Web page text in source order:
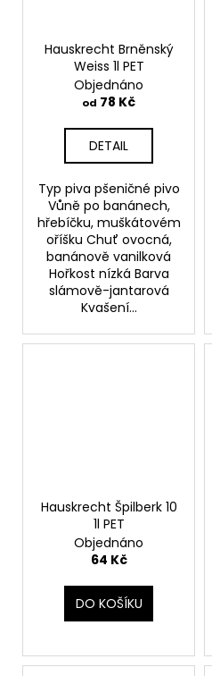
Hauskrecht Brněnský
Weiss 1l PET
Objednáno
od 78 Kč
DETAIL
Typ piva pšeničné pivo
Vůně po banánech,
hřebíčku, muškátovém
oříšku Chuť ovocná,
banánově vanilková
Hořkost nízká Barva
slámově-jantarová
Kvašení...
Hauskrecht Špilberk 10
1l PET
Objednáno
64 Kč
DO KOŠÍKU